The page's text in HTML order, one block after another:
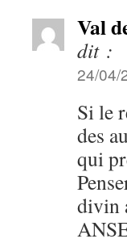
Val
dit :
24/04/
Si le
des
qui
divin